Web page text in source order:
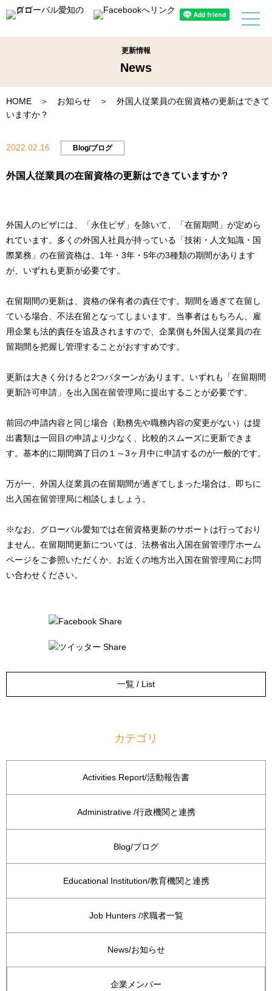
更新情報
News
HOME ＞ お知らせ ＞ 外国人従業員の在留資格の更新はできて
いますか？
2022.02.16 Blog/ブログ
外国人従業員の在留資格の更新はできていますか？
外国人のビザには、「永住ビザ」を除いて、「在留期間」が定めら
れています。多くの外国人社員が持っている「技術・人文知識・国
際業務」の在留資格は、1年・3年・5年の3種類の期間があります
が、いずれも更新が必要です。
在留期間の更新は、資格の保有者の責任です。期間を過ぎて在留し
ている場合、不法在留となってしまいます。当事者はもちろん、雇
用企業も法的責任を追及されますので、企業側も外国人従業員の在
留期間を把握し管理することがおすすめです。
更新は大きく分けると2つパターンがあります。いずれも「在留期間
更新許可申請」を出入国在留管理局に提出することが必要です。
前回の申請内容と同じ場合（勤務先や職務内容の変更がない）は提
出書類は一回目の申請より少なく、比較的スムーズに更新できま
す。基本的に期間満了日の１～3ヶ月中に申請するのが一般的です。
万が一、外国人従業員の在留期間が過ぎてしまった場合は、即ちに
出入国在留管理局に相談しましょう。
※なお、グローバル愛知では在留資格更新のサポートは行っており
ません。在留期間更新については、法務省出入国在留管理庁ホーム
ページをご参照いただくか、お近くの地方出入国在留管理局にお問
い合わせください。
一覧 / List
カテゴリ
Activities Report/活動報告書
Administrative /行政機関と連携
Blog/ブログ
Educational Institution/教育機関と連携
Job Hunters /求職者一覧
News/お知らせ
企業メンバー